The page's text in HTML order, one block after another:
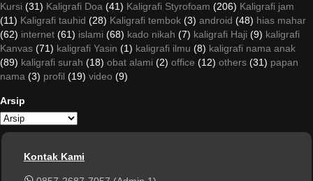
Kursi (31) Kaligrafi Doa (41) Kaligrafi Styrofoam (206) Kaligrafi jam
(11) Kaligrafi tauhid (28) Kaligrafi tembok (3) android (48) hias mahar
(62) internet (61) islami (68) kado nikah (7) kaligrafi Haji (9) kaligrafi
Kanvas (71) kaligrafi Yasin (1) kaligrafi ilmu (8) kaligrafi nama anak
(89) kaligrafi surah (18) obat alami (2) office (12) others (31) papan
nama (3) profil (19) video (9)
Arsip
Kontak Kami